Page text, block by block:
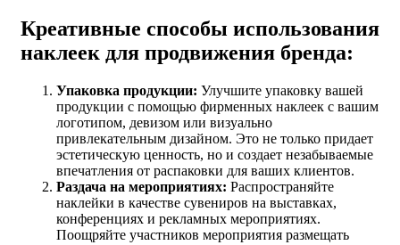
Креативные способы использования
наклеек для продвижения бренда:
Упаковка продукции: Улучшите упаковку вашей
продукции с помощью фирменных наклеек с вашим
логотипом, девизом или визуально
привлекательным дизайном. Это не только придает
эстетическую ценность, но и создает незабываемые
впечатления от распаковки для ваших клиентов.
Раздача на мероприятиях: Распространяйте
наклейки в качестве сувениров на выставках,
конференциях и рекламных мероприятиях.
Поощряйте участников мероприятия размещать